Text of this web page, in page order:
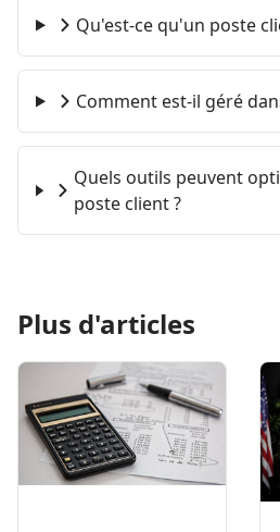
Qu'est-ce qu'un poste
Comment est-il géré
Quels outils peuvent
poste client ?
Plus d'articles